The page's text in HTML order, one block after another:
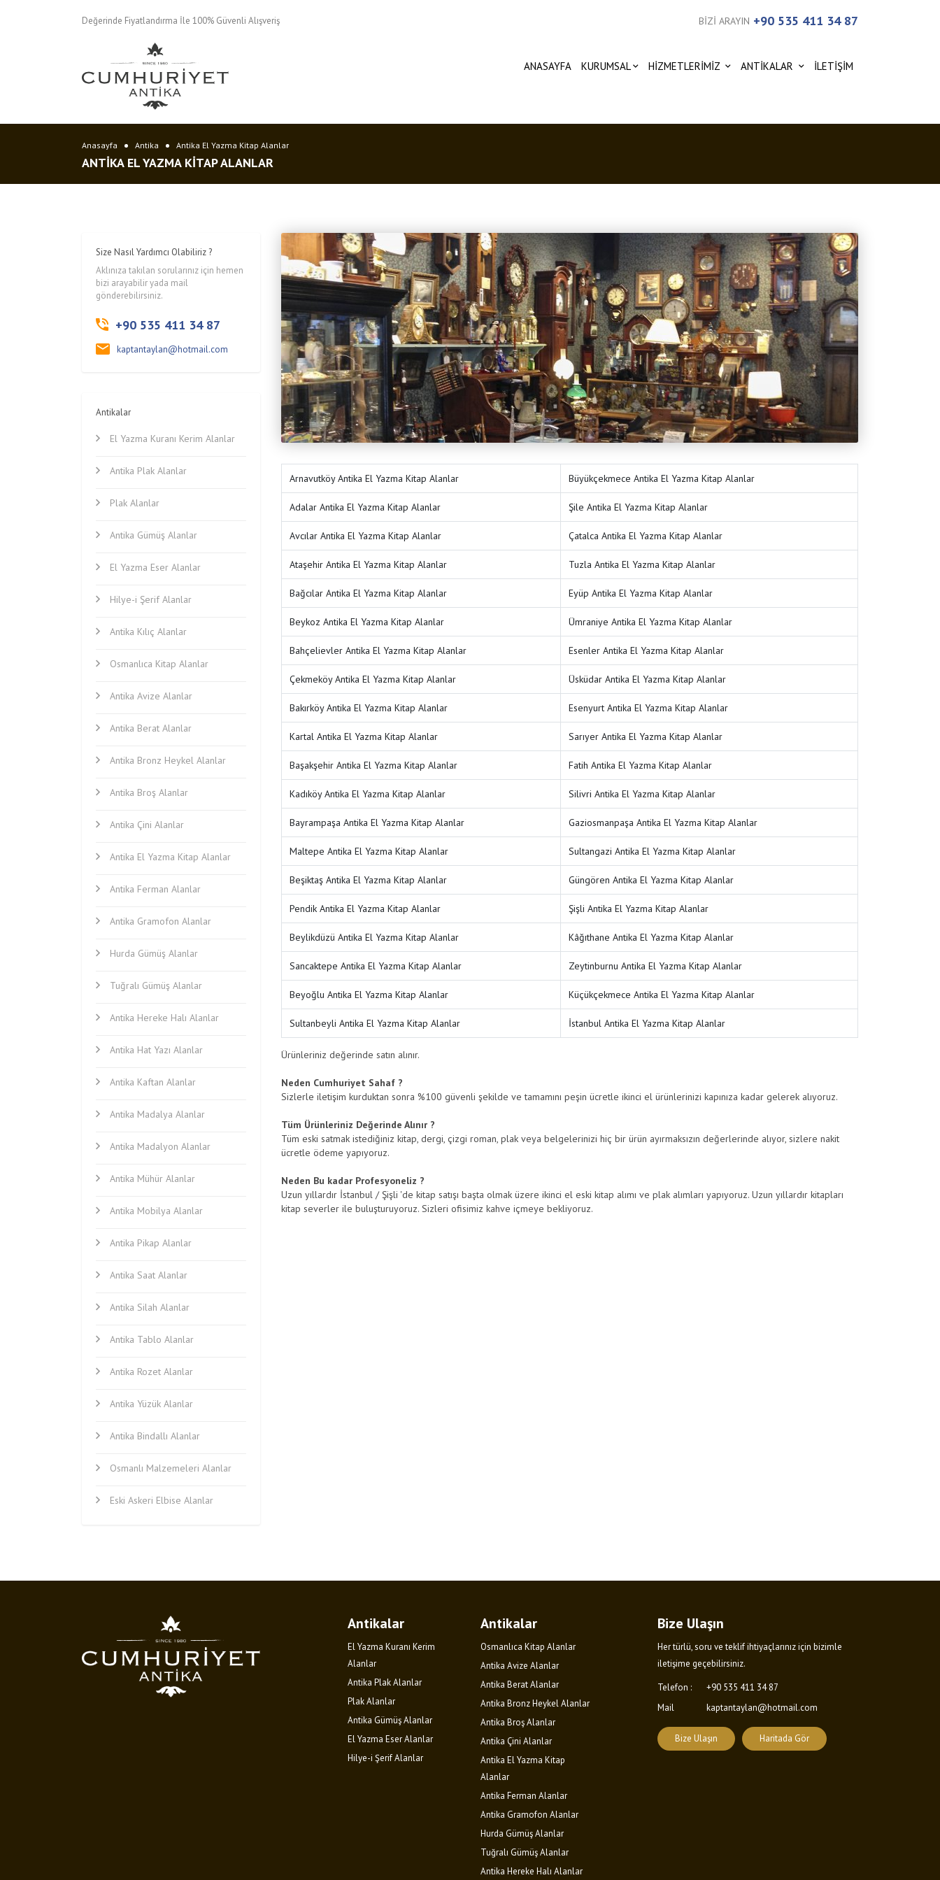
Değerinde Fiyatlandırma İle 100% Güvenli Alışveriş BİZİ ARAYIN +90 535 411 34 87
ANASAYFA KURUMSAL HİZMETLERİMİZ ANTİKALAR İLETİŞİM
Anasayfa Antika Antika El Yazma Kitap Alanlar
ANTIKA EL YAZMA KITAP ALANLAR
Size Nasıl Yardımcı Olabiliriz ?
Aklınıza takılan sorularınız için hemen
bizi arayabilir yada mail
gönderebilirsiniz.
+90 535 411 34 87
kaptantaylan@hotmail.com
Antikalar
El Yazma Kuranı Kerim Alanlar
Antika Plak Alanlar
Plak Alanlar
Antika Gümüş Alanlar
El Yazma Eser Alanlar
Hilye-i Şerif Alanlar
Antika Kılıç Alanlar
Osmanlıca Kitap Alanlar
Antika Avize Alanlar
Antika Berat Alanlar
Antika Bronz Heykel Alanlar
Antika Broş Alanlar
Antika Çini Alanlar
Antika El Yazma Kitap Alanlar
Antika Ferman Alanlar
Antika Gramofon Alanlar
Hurda Gümüş Alanlar
Tuğralı Gümüş Alanlar
Antika Hereke Halı Alanlar
Antika Hat Yazı Alanlar
Antika Kaftan Alanlar
Antika Madalya Alanlar
Antika Madalyon Alanlar
Antika Mühür Alanlar
Antika Mobilya Alanlar
Antika Pikap Alanlar
Antika Saat Alanlar
Antika Silah Alanlar
Antika Tablo Alanlar
Antika Rozet Alanlar
Antika Yüzük Alanlar
Antika Bindallı Alanlar
Osmanlı Malzemeleri Alanlar
Eski Askeri Elbise Alanlar
Arnavutköy Antika El Yazma Kitap Alanlar Büyükçekmece Antika El Yazma Kitap Alanlar
Adalar Antika El Yazma Kitap Alanlar Şile Antika El Yazma Kitap Alanlar
Avcılar Antika El Yazma Kitap Alanlar Çatalca Antika El Yazma Kitap Alanlar
Ataşehir Antika El Yazma Kitap Alanlar Tuzla Antika El Yazma Kitap Alanlar
Bağcılar Antika El Yazma Kitap Alanlar Eyüp Antika El Yazma Kitap Alanlar
Beykoz Antika El Yazma Kitap Alanlar Ümraniye Antika El Yazma Kitap Alanlar
Bahçelievler Antika El Yazma Kitap Alanlar Esenler Antika El Yazma Kitap Alanlar
Çekmeköy Antika El Yazma Kitap Alanlar Üsküdar Antika El Yazma Kitap Alanlar
Bakırköy Antika El Yazma Kitap Alanlar Esenyurt Antika El Yazma Kitap Alanlar
Kartal Antika El Yazma Kitap Alanlar Sarıyer Antika El Yazma Kitap Alanlar
Başakşehir Antika El Yazma Kitap Alanlar Fatih Antika El Yazma Kitap Alanlar
Kadıköy Antika El Yazma Kitap Alanlar Silivri Antika El Yazma Kitap Alanlar
Bayrampaşa Antika El Yazma Kitap Alanlar Gaziosmanpaşa Antika El Yazma Kitap Alanlar
Maltepe Antika El Yazma Kitap Alanlar Sultangazi Antika El Yazma Kitap Alanlar
Beşiktaş Antika El Yazma Kitap Alanlar Güngören Antika El Yazma Kitap Alanlar
Pendik Antika El Yazma Kitap Alanlar Şişli Antika El Yazma Kitap Alanlar
Beylikdüzü Antika El Yazma Kitap Alanlar Kâğıthane Antika El Yazma Kitap Alanlar
Sancaktepe Antika El Yazma Kitap Alanlar Zeytinburnu Antika El Yazma Kitap Alanlar
Beyoğlu Antika El Yazma Kitap Alanlar Küçükçekmece Antika El Yazma Kitap Alanlar
Sultanbeyli Antika El Yazma Kitap Alanlar İstanbul Antika El Yazma Kitap Alanlar
Ürünleriniz değerinde satın alınır.
Neden Cumhuriyet Sahaf ?
Sizlerle iletişim kurduktan sonra %100 güvenli şekilde ve tamamını peşin ücretle ikinci el ürünlerinizi kapınıza kadar gelerek alıyoruz.
Tüm Ürünleriniz Değerinde Alınır ?
Tüm eski satmak istediğiniz kitap, dergi, çizgi roman, plak veya belgelerinizi hiç bir ürün ayırmaksızın değerlerinde alıyor, sizlere nakit
ücretle ödeme yapıyoruz.
Neden Bu kadar Profesyoneliz ?
Uzun yıllardır İstanbul / Şişli 'de kitap satışı başta olmak üzere ikinci el eski kitap alımı ve plak alımları yapıyoruz. Uzun yıllardır kitapları
kitap severler ile buluşturuyoruz. Sizleri ofisimiz kahve içmeye bekliyoruz.
Antikalar
El Yazma Kuranı Kerim
Alanlar
Antika Plak Alanlar
Plak Alanlar
Antika Gümüş Alanlar
El Yazma Eser Alanlar
Hilye-i Şerif Alanlar
Antikalar
Osmanlıca Kitap Alanlar
Antika Avize Alanlar
Antika Berat Alanlar
Antika Bronz Heykel Alanlar
Antika Broş Alanlar
Antika Çini Alanlar
Antika El Yazma Kitap
Alanlar
Antika Ferman Alanlar
Antika Gramofon Alanlar
Hurda Gümüş Alanlar
Tuğralı Gümüş Alanlar
Antika Hereke Halı Alanlar
Bize Ulaşın
Her türlü, soru ve teklif ihtiyaçlarınız için bizimle
iletişime geçebilirsiniz.
Telefon :
+90 535 411 34 87
Mail
kaptantaylan@hotmail.com
Bize Ulaşın Haritada Gör